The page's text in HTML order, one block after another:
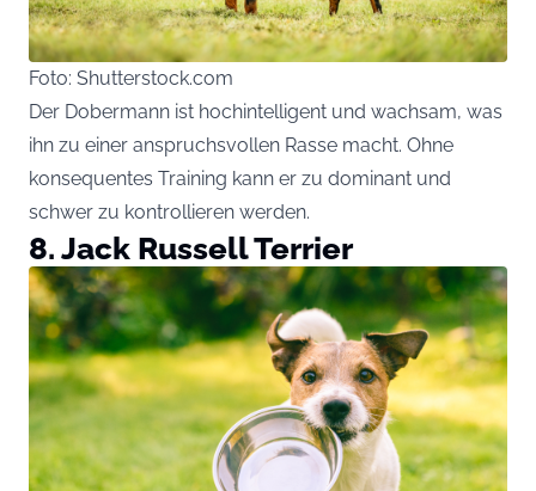
Foto: Shutterstock.com
Der Dobermann ist hochintelligent und wachsam, was
ihn zu einer anspruchsvollen Rasse macht. Ohne
konsequentes Training kann er zu dominant und
schwer zu kontrollieren werden.
8. Jack Russell Terrier